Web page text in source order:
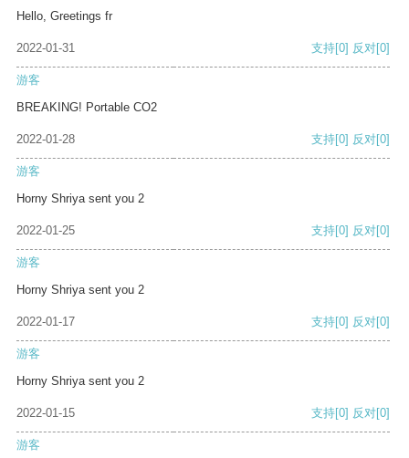
Hello, Greetings fr
2022-01-31 支持[0] 反对[0]
游客
BREAKING! Portable CO2
2022-01-28 支持[0] 反对[0]
游客
Horny Shriya sent you 2
2022-01-25 支持[0] 反对[0]
游客
Horny Shriya sent you 2
2022-01-17 支持[0] 反对[0]
游客
Horny Shriya sent you 2
2022-01-15 支持[0] 反对[0]
游客